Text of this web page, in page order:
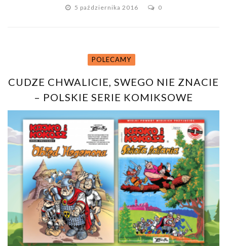
5 października 2016
0
POLECAMY
CUDZE CHWALICIE, SWEGO NIE ZNACIE
– POLSKIE SERIE KOMIKSOWE